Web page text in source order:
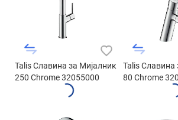
Talis Славина за Мијалник
250 Chrome 32055000
Talis Славина
80 Chrome